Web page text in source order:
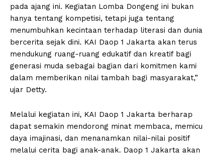
pada ajang ini. Kegiatan Lomba Dongeng ini bukan
hanya tentang kompetisi, tetapi juga tentang
menumbuhkan kecintaan terhadap literasi dan dunia
bercerita sejak dini. KAI Daop 1 Jakarta akan terus
mendukung ruang-ruang edukatif dan kreatif bagi
generasi muda sebagai bagian dari komitmen kami
dalam memberikan nilai tambah bagi masyarakat,”
ujar Detty.
Melalui kegiatan ini, KAI Daop 1 Jakarta berharap
dapat semakin mendorong minat membaca, memicu
daya imajinasi, dan menanamkan nilai-nilai positif
melalui cerita bagi anak-anak. Daop 1 Jakarta akan